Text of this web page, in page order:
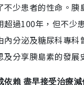
不少患者的性命。胰
超過100年，但不少
內分泌及糖尿科專科
分享胰島素的發展
依賴 盡早接受治療